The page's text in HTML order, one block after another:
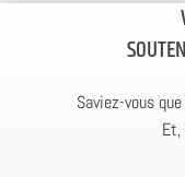
Saviez-vous
Et,